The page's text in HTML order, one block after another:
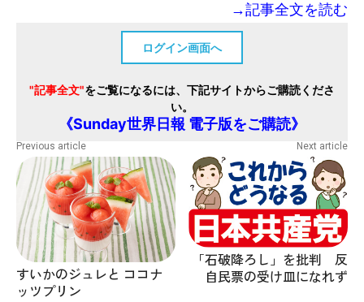
→記事全文を読む
ログイン画面へ
"記事全文"をご覧になるには、下記サイトからご購読くださ
い。
《Sunday世界日報 電子版をご購読》
Previous article
すいかのジュレと ココナ
ッツプリン
Next article
「石破降ろし」を批判 反
自民票の受け皿になれず